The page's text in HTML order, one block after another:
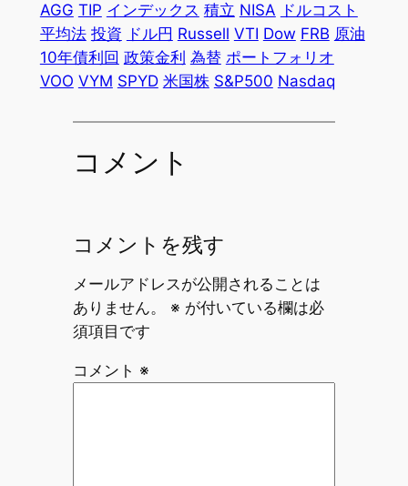
AGG TIP インデックス 積立 NISA ドルコスト
平均法 投資 ドル円 Russell VTI Dow FRB 原油
10年債利回 政策金利 為替 ポートフォリオ
VOO VYM SPYD 米国株 S&P500 Nasdaq
コメント
コメントを残す
メールアドレスが公開されることは
ありません。
※ が付いている欄は必
須項目です
コメント ※